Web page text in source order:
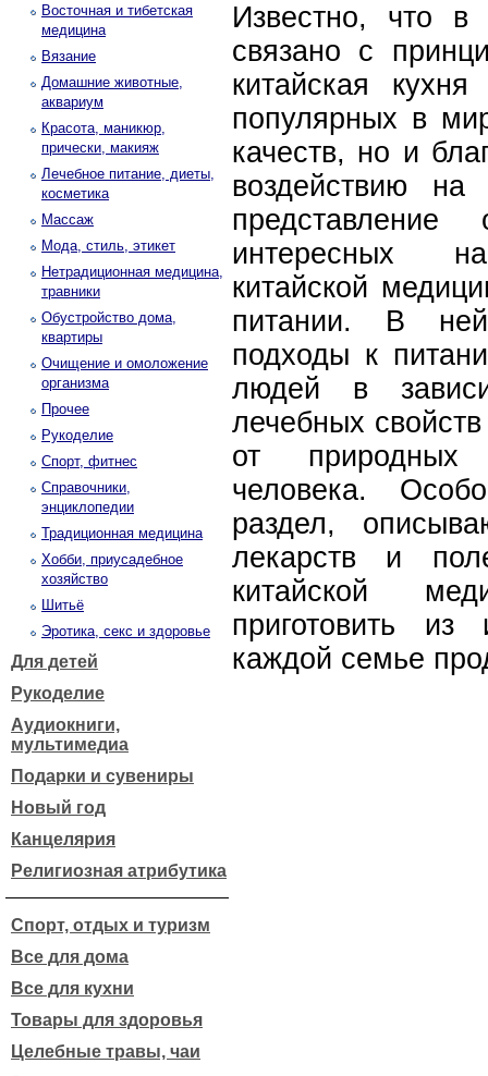
Восточная и тибетская
медицина
Вязание
Домашние животные,
аквариум
Красота, маникюр,
прически, макияж
Лечебное питание, диеты,
косметика
Массаж
Мода, стиль, этикет
Нетрадиционная медицина,
травники
Обустройство дома,
квартиры
Очищение и омоложение
организма
Прочее
Рукоделие
Спорт, фитнес
Справочники,
энциклопедии
Традиционная медицина
Хобби, приусадебное
хозяйство
Шитьё
Эротика, секс и здоровье
Для детей
Рукоделие
Аудиокниги,
мультимедиа
Подарки и сувениры
Новый год
Канцелярия
Религиозная атрибутика
Спорт, отдых и туризм
Все для дома
Все для кухни
Товары для здоровья
Целебные травы, чаи
Известно, что в
связано с
китайская
популярных в
качеств, но и
воздействию
интересных
китайской
питании. В
подходы к
людей в
лечебных
от природных
человека.
раздел,
лекарств и
китайской
приготовить
каждой семье